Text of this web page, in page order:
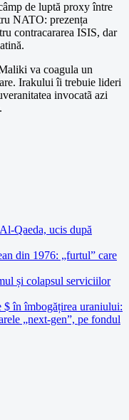
de luptă proxy între
NATO: prezența
contracararea ISIS, dar
va coagula un
Irakului îi trebuie lideri
invocatã azi
Qaeda, ucis după
din 1976: „furtul” care
și colapsul serviciilor
$ în îmbogățirea uraniului:
„next-gen”, pe fondul